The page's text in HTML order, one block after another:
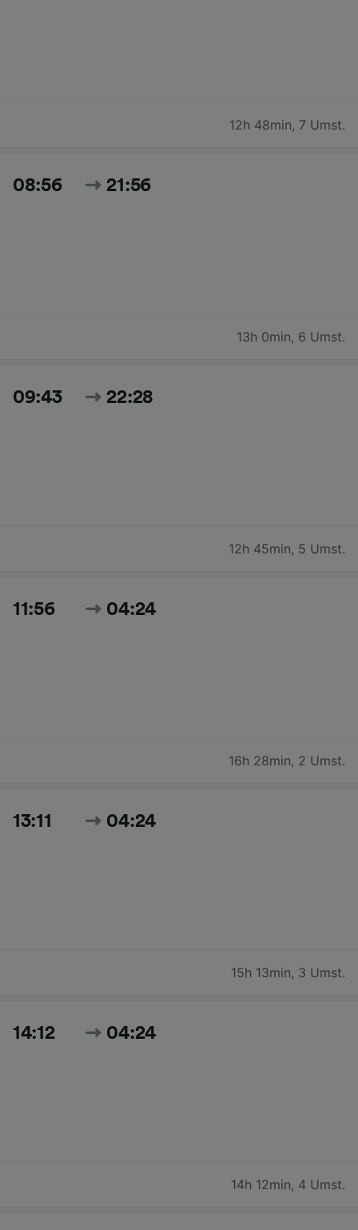
12h 48min, 7 Umst.
08:56 21:56
13h 0min, 6 Umst.
09:43 22:28
12h 45min, 5 Umst.
11:56 04:24
16h 28min, 2 Umst.
13:11 04:24
15h 13min, 3 Umst.
14:12 04:24
14h 12min, 4 Umst.